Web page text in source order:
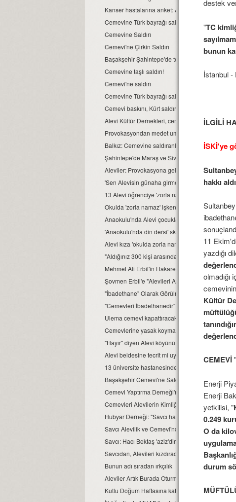
Kanser hastalarına anket: Alevi misiniz Sünni mi?
Cemevine Türk bayrağı saldırısı
Cemevine Saldırı
Cemevi'ne Çirkin Saldırı
Başakşehir Şahintepe'de tehlikeli provokasyon
Cemevine taşlı saldırı!
Cemevi'ne saldırı
Cemevine Türk bayrağı saldırısı.
Cemevi baskını, Kürt saldırısı değil, organize bir iş
Alevi Kültür Dernekleri, cemevine saldırıyı kınadı
Provokasyondan medet uman gerici güçlerin
Balkız: Cemevine saldıranlar, bulunup
Şahintepe'de Maraş ve Sivas denemeleri!
Aleviler: Provokasyona gelmeyeceğiz
'Sen Alevisin günaha girmek istemiyoruz' deyip
13 Alevi öğrenciye 'zorla namaz kıldırıldı' iddiası
Okulda 'zorla namaz' işkencesi devam ediyor
Anaokulu'nda Alevi çocuklara 'din dersi' skandalı
'Anaokulu'nda din dersi' skandalına suç duyurusu
Alevi kıza 'okulda zorla namaz' iddiası
"Aldığınız 300 kişi arasında bir tane Alevi var
Mehmet Ali Erbil'in Hakaretine Takipsizilik
Şovmen Erbil'e "Alevileri Aşağılamak"tan Dava
"İbadethane" Olarak Görülmüyordu; Elektriğini
"Cemevleri İbadethanedir" Diyen Derneğe
Ulema cemevi kapattıracak
Cemevlerine yasak koymak bölücülüktür
"Hayır" diyen Alevi köyünü devlet terk etti
Alevi beldesine tecrit mi uygulanıyor?
13 üniversite hastanesinde Alevi hastalar fişlenmiş
Başakşehir Cemevi'ne Saldırı Olayının
Cemevi Yaptırma Derneği'ne kapatma davası
Cemevleri Alevilerin Kimliğidir!
Hubyar Derneği: "Savcı haddini aşmıştır"
Savcı Alevilik ve Cemevi'nden ne Anlar?
Savcı: Hacı Bektaş 'aziz'dir
Savcıdan, Alevileri kızdıracak mütalaa
Bunun adı sıradan ırkçılık
Aleviler Artık Burada Oturmuyor
Kutlu Doğum Haftasına katılmayan Alevi gence
destek
"TC
bunun
İstanbul -
İLGİLİ
İSKİ'ye
hakkı
11
yazdığı
Kültür
CEMEVİ
Enerji
Enerji
yetkilisi, "
0.249
O da
durum